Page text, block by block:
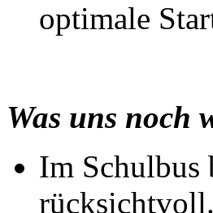
optimale
Was uns noch
Im Schulbus
rücksichtvoll.